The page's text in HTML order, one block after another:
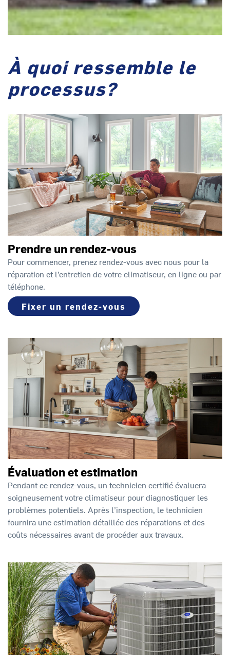
À quoi ressemble le
processus?
Prendre un rendez-vous
Pour commencer, prenez rendez-vous avec nous pour la
réparation et l’entretien de votre climatiseur, en ligne ou par
téléphone.
Fixer un rendez-vous
Évaluation et estimation
Pendant ce rendez-vous, un technicien certifié évaluera
soigneusement votre climatiseur pour diagnostiquer les
problèmes potentiels. Après l’inspection, le technicien
fournira une estimation détaillée des réparations et des
coûts nécessaires avant de procéder aux travaux.